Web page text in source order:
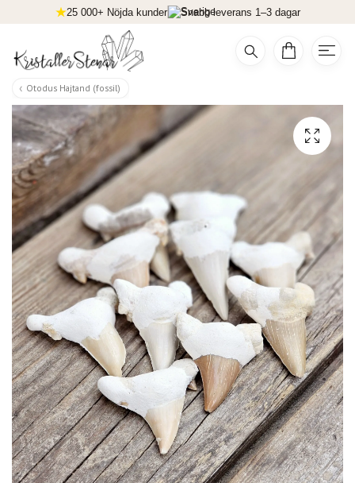
25 000+ Nöjda kunder Snabb leverans 1–3 dagar
Otodus Hajtand (fossil)